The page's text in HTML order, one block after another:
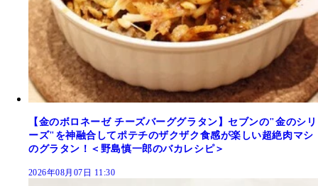
【金のボロネーゼ チーズバーググラタン】セブンの"金のシリ
ーズ"を神融合してポテチのザクザク食感が楽しい超絶肉マシ
のグラタン！＜野島慎一郎のバカレシピ＞
2026年08月07日 11:30